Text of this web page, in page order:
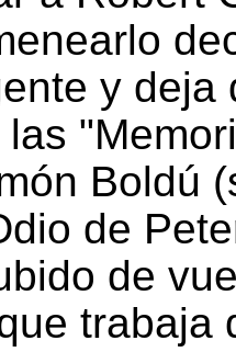
y
Boldú
de
de
trabaja